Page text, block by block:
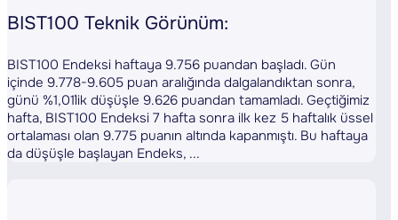
BIST100 Teknik Görünüm:
BIST100 Endeksi haftaya 9.756 puandan başladı. Gün
içinde 9.778-9.605 puan aralığında dalgalandıktan sonra,
günü %1,01´lik düşüşle 9.626 puandan tamamladı. Geçtiğimiz
hafta, BIST100 Endeksi 7 hafta sonra ilk kez 5 haftalık üssel
ortalaması olan 9.775 puanın altında kapanmıştı. Bu haftaya
da düşüşle başlayan Endeks, ...